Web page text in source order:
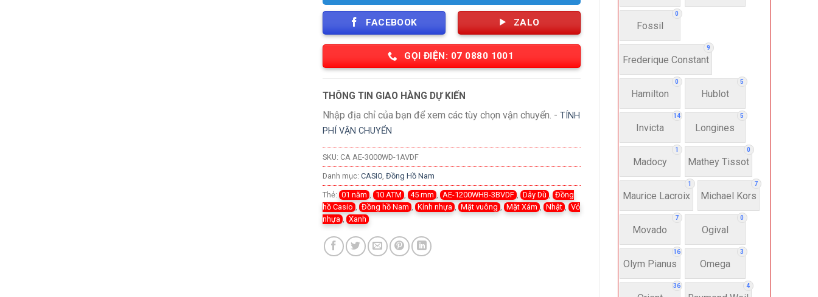
0
Fossil
9
Frederique Constant
0
Hamilton
5
Hublot
14
Invicta
5
Longines
1
Madocy
0
Mathey Tissot
1
Maurice Lacroix
7
Michael Kors
7
Movado
0
Ogival
16
Olym Pianus
3
Omega
36 4
FACEBOOK ZALO
GỌI ĐIỆN: 07 0880 1001
THÔNG TIN GIAO HÀNG DỰ KIẾN
Nhập địa chỉ của bạn để xem các tùy chọn vận chuyển. -TÍNH
PHÍ VẬN CHUYỂN
SKU: CA AE-3000WD-1AVDF
Danh mục:CASIO,Đồng Hồ Nam
Thẻ: 01 năm , 10 ATM , 45 mm , AE-1200WHB-3BVDF , Dây Dù , Đồng
hồ Casio , Đồng hồ Nam , Kính nhựa , Mặt vuông , Mặt Xám , Nhật , Vỏ
nhựa , Xanh